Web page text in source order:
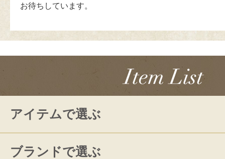
お待ちしています。
アイテムで選ぶ
ブランドで選ぶ